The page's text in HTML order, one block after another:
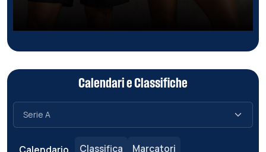
Calendari e Classifiche
Classifica Marcatori